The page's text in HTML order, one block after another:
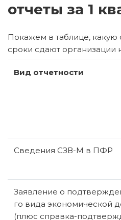
отчеты за 1
По­ка­жем в таб­ли­це, какую
сроки сдают ор­га­ни­за­ции
Вид от­чет­но­сти
Све­де­ния СЗВ-М в ПФР
За­яв­ле­ние о
го вида эко­но­ми­че­ской
(плюс справ­ка-